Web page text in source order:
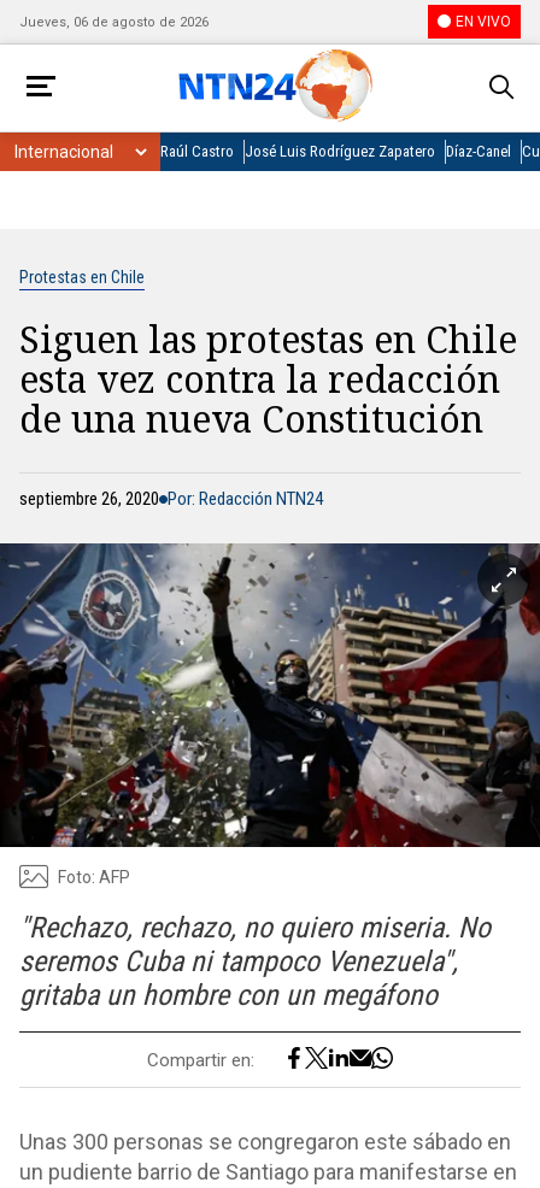
Jueves, 06 de agosto de 2026 EN VIVO
Raúl Castro José Luis Rodríguez Zapatero Díaz-Canel
Protestas en Chile
Siguen las protestas en Chile
esta vez contra la redacción
de una nueva Constitución
septiembre 26, 2020 Por: Redacción NTN24
Foto: AFP
"Rechazo, rechazo, no quiero miseria. No
seremos Cuba ni tampoco Venezuela",
gritaba un hombre con un megáfono
Compartir en:
Unas 300 personas se congregaron este sábado en
un pudiente barrio de Santiago para manifestarse en